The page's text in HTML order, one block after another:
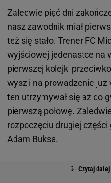
Zaledwie pięć dni
nasz zawodnik miał
też się stało. Trener FC
wyjściowej jedenastce na
pierwszej kolejki przeciwko
wyszli na prowadzenie już
ten utrzymywał się aż do
pierwszą połowę.
rozpoczęciu drugiej części
Adam Buksa.